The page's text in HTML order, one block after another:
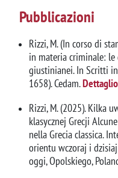
Pubblicazioni
Rizzi, M. (In corso di
in materia criminale:
giustinianei. In Scritti
1658). Cedam.Dettaglio
Rizzi, M. (2025). Kilka
klasycznej Grecji
nella Grecia classica.
orientu wczoraj i
oggi, Opolskiego,